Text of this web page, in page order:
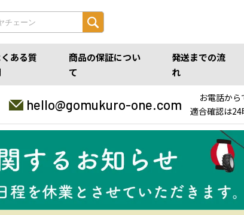
ある質
商品の保証につい
て
発送までの流
れ
hello@gomukuro-one.com
お電話から
適合確認は